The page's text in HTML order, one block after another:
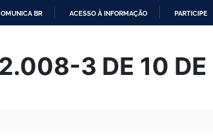
O
CONTEÚDO
BR ACESSO À INFORMAÇÃO PARTICIPE
3 DE 10